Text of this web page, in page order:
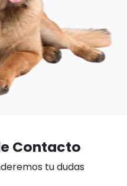
Contacto
tu dudas